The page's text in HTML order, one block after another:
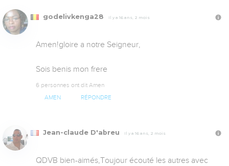
godelivkenga28 Il y a 16 ans, 2 mois
Amen!gloire a notre Seigneur,
Sois benis mon frere
6 personnes ont dit Amen
AMEN RÉPONDRE
Jean-claude D'abreu Il y a 16 ans, 2 mois
QDVB bien-aimés,Toujour écouté les autres avec